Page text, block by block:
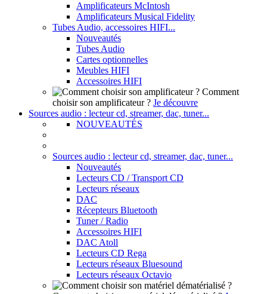
Amplificateurs McIntosh
Amplificateurs Musical Fidelity
Tubes Audio, accessoires HIFI...
Nouveautés
Tubes Audio
Cartes optionnelles
Meubles HIFI
Accessoires HIFI
Comment
choisir son amplificateur ? Je découvre
Sources audio : lecteur cd, streamer, dac, tuner...
NOUVEAUTÉS
Sources audio : lecteur cd, streamer, dac, tuner...
Nouveautés
Lecteurs CD / Transport CD
Lecteurs réseaux
DAC
Récepteurs Bluetooth
Tuner / Radio
Accessoires HIFI
DAC Atoll
Lecteurs CD Rega
Lecteurs réseaux Bluesound
Lecteurs réseaux Octavio